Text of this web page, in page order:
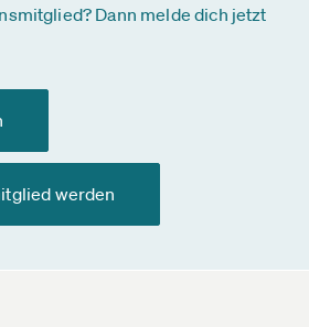
Dann melde dich jetzt
werden